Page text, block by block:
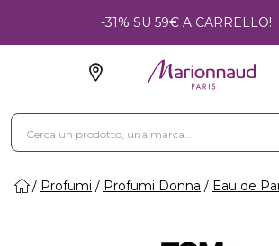
-31% SU 59€ A CARRELLO!
Profumi Profumi Donna Eau de